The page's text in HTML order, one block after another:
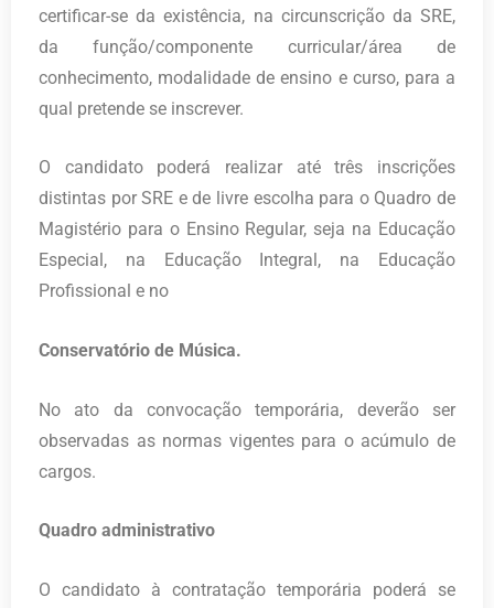
certificar-se da existência, na circunscrição da SRE,
da função/componente curricular/área de
conhecimento, modalidade de ensino e curso, para a
qual pretende se inscrever.
O candidato poderá realizar até três inscrições
distintas por SRE e de livre escolha para o Quadro de
Magistério para o Ensino Regular, seja na Educação
Especial, na Educação Integral, na Educação
Profissional e no
Conservatório de Música.
No ato da convocação temporária, deverão ser
observadas as normas vigentes para o acúmulo de
cargos.
Quadro administrativo
O candidato à contratação temporária poderá se